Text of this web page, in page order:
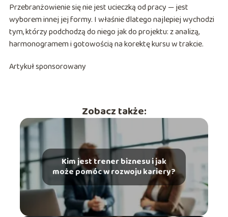
Przebranżowienie się nie jest ucieczką od pracy — jest
wyborem innej jej formy. I właśnie dlatego najlepiej wychodzi
tym, którzy podchodzą do niego jak do projektu: z analizą,
harmonogramem i gotowością na korektę kursu w trakcie.
Artykuł sponsorowany
Zobacz także:
Kim jest trener biznesu i jak
może pomóc w rozwoju kariery?